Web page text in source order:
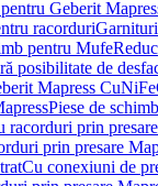
Geberit
racorduri
pentru Mufe
posibilitate de
Mapress CuNiFe
Piese de
racorduri prin
prin presare
Cu conexiuni de